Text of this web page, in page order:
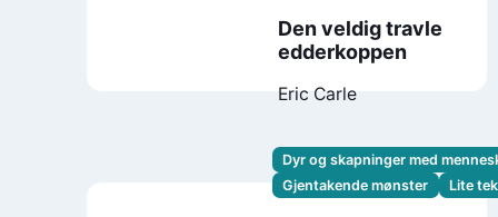
Den veldig travle
edderkoppen
Eric Carle
Dyr og skapninger med
Gjentakende mønster
Lite